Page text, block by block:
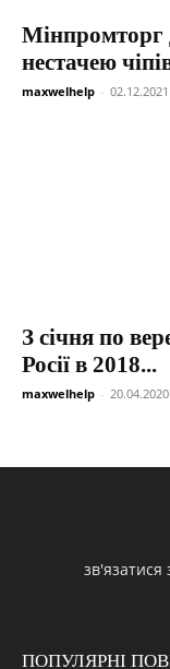
Мінпромторг
нестачею
maxwelhelp - 02.12.2021
З січня по
Росії в 2018...
maxwelhelp - 20.04.2020
зв'язатися
ПОПУЛЯРНІ